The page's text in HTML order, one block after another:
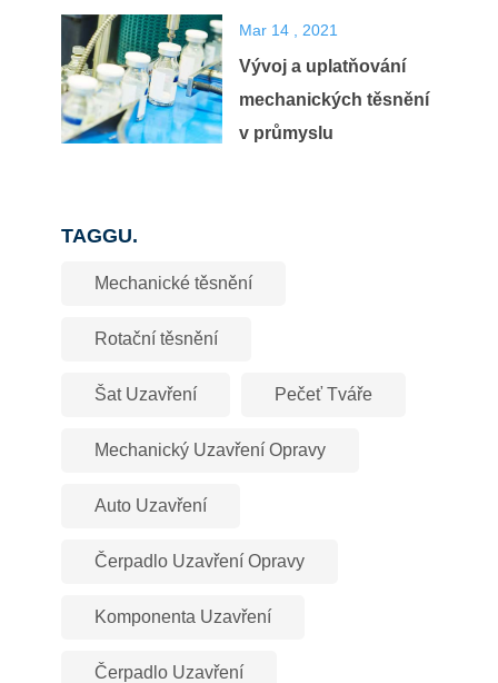
Mar 14 , 2021
Vývoj a uplatňování
mechanických těsnění
v průmyslu
TAGGU.
Mechanické těsnění
Rotační těsnění
Šat Uzavření Pečeť Tváře
Mechanický Uzavření Opravy
Auto Uzavření
Čerpadlo Uzavření Opravy
Komponenta Uzavření
Čerpadlo Uzavření